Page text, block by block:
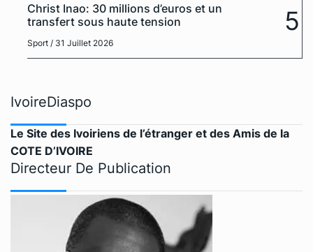
Christ Inao: 30 millions d’euros et un
transfert sous haute tension
Sport / 31 Juillet 2026
5
IvoireDiaspo
Le Site des Ivoiriens de l’étranger et des Amis de la
COTE D’IVOIRE
Directeur De Publication